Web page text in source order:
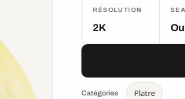
RÉSOLUTION
2K
Catégories Platre